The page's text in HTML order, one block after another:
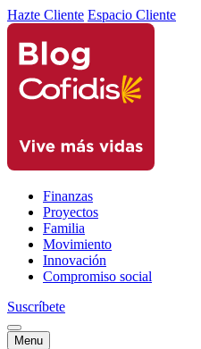
Hazte Cliente Espacio Cliente
Finanzas
Proyectos
Familia
Movimiento
Innovación
Compromiso social
Suscríbete
Menu